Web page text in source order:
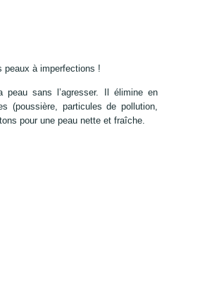
peaux à imperfections !
sans l’agresser. Il élimine en
(poussière, particules de pollution,
pour une peau nette et fraîche.